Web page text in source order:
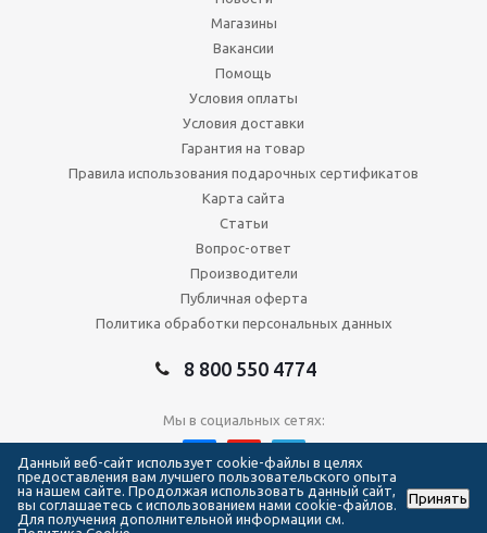
Магазины
Вакансии
Помощь
Условия оплаты
Условия доставки
Гарантия на товар
Правила использования подарочных сертификатов
Карта сайта
Статьи
Вопрос-ответ
Производители
Публичная оферта
Политика обработки персональных данных
8 800 550 4774
Мы в социальных сетях:
2026 © Сеть магазинов Forma Hockey
Данный веб-сайт использует cookie-файлы в целях
предоставления вам лучшего пользовательского опыта
на нашем сайте. Продолжая использовать данный сайт,
вы соглашаетесь с использованием нами cookie-файлов.
Для получения дополнительной информации см.
Принять